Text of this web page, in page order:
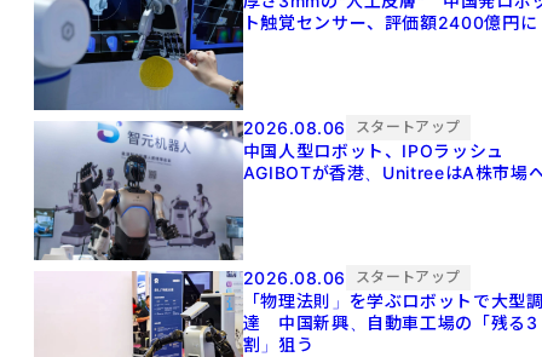
ト触覚センサー、評価額2400億円に
2026.08.06 スタートアップ
中国人型ロボット、IPOラッシュ
AGIBOTが香港、UnitreeはA株市場
2026.08.06 スタートアップ
「物理法則」を学ぶロボットで大型
達 中国新興、自動車工場の「残る3
割」狙う